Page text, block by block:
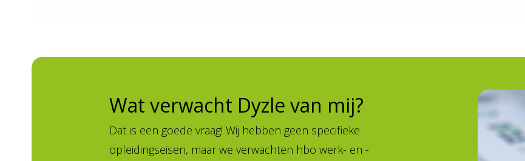
Wat verwacht Dyzle van mij?
Dat is een goede vraag! Wij hebben geen specifieke
opleidingseisen, maar we verwachten hbo werk- en -